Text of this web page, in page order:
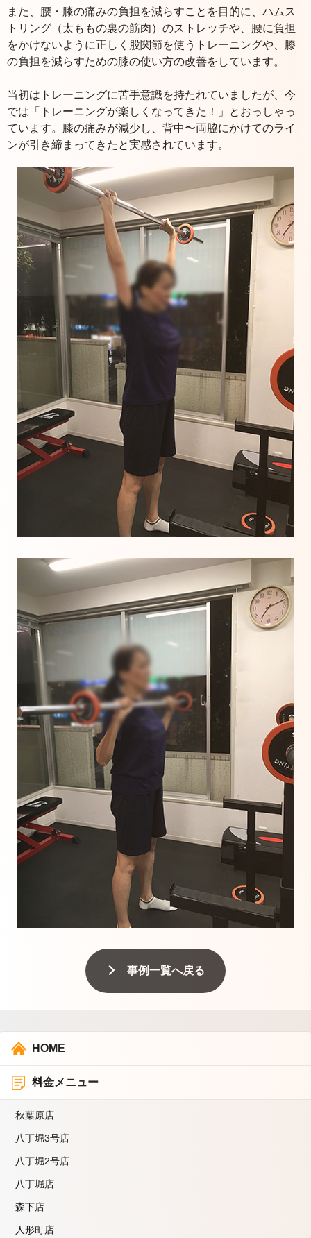
また、腰・膝の痛みの負担を減らすことを目的に、ハムス
トリング（太ももの裏の筋肉）のストレッチや、腰に負担
をかけないように正しく股関節を使うトレーニングや、膝
の負担を減らすための膝の使い方の改善をしています。
当初はトレーニングに苦手意識を持たれていましたが、今
では「トレーニングが楽しくなってきた！」とおっしゃっ
ています。膝の痛みが減少し、背中〜両脇にかけてのライ
ンが引き締まってきたと実感されています。
事例一覧へ戻る
HOME
料金メニュー
秋葉原店
八丁堀3号店
八丁堀2号店
八丁堀店
森下店
人形町店